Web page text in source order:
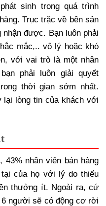
sinh trong quá trình
Trục trặc về bên sản
nhận được. Bạn luôn phải
mắc,.. vô lý hoặc khó
với vai trò là một nhân
phải luôn giải quyết
thời gian sớm nhất.
lại lòng tin của khách với
43% nhân viên bán hàng
của họ với lý do thiếu
thưởng ít. Ngoài ra, cứ
6 người sẽ có động cơ rời